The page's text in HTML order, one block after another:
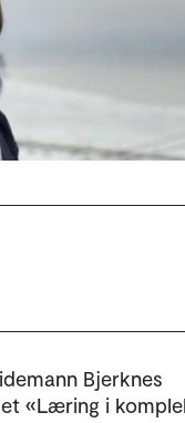
Bjerknes
«Læring i